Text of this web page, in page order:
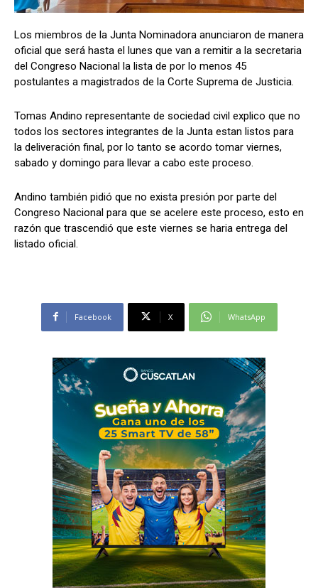
Comparta
Facebook WhatsApp
Síganos
Comparta
Facebook WhatsApp
Síganos
Los miembros de la Junta Nominadora anunciaron de manera
oficial que será hasta el lunes que van a remitir a la secretaria
del Congreso Nacional la lista de por lo menos 45
postulantes a magistrados de la Corte Suprema de Justicia.
Tomas Andino representante de sociedad civil explico que no
todos los sectores integrantes de la Junta estan listos para
la deliveración final, por lo tanto se acordo tomar viernes,
sabado y domingo para llevar a cabo este proceso.
Andino también pidió que no exista presión por parte del
Congreso Nacional para que se acelere este proceso, esto en
razón que trascendió que este viernes se haria entrega del
listado oficial.
Facebook X WhatsApp